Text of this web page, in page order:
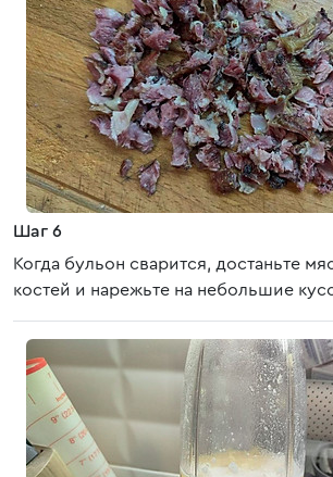
Шаг 6
Когда бульон сварится, достаньте
костей и нарежьте на небольшие